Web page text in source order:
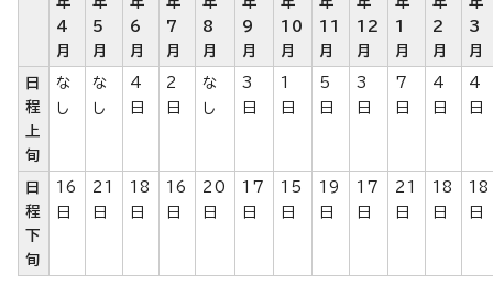
4
月
5
月
6
月
7
月
8
月
9
月
10
月
11
月
12
月
1
月
2
月
3
月
日
程
上
旬
な
し
な
し
4
日
2
日
な
し
3
日
1
日
5
日
3
日
7
日
4
日
4
日
日
程
下
旬
16
日
21
日
18
日
16
日
20
日
17
日
15
日
19
日
17
日
21
日
18
日
18
日